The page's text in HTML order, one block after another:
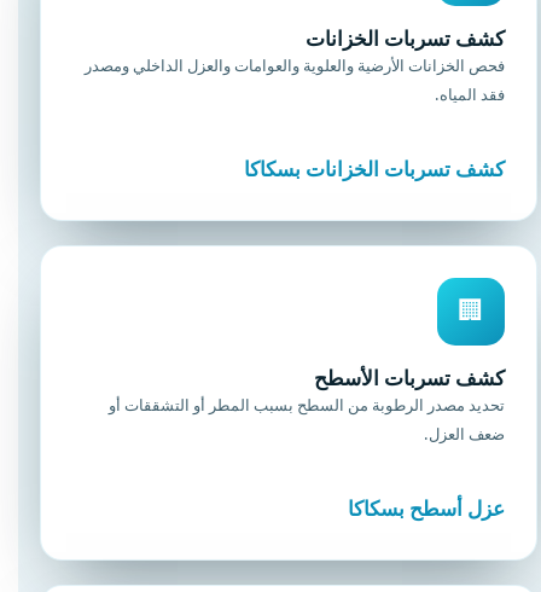
كشف تسربات الخزانات
فحص الخزانات الأرضية والعلوية والعوامات والعزل الداخلي ومصدر
فقد المياه.
كشف تسربات الخزانات بسكاكا
🏢
كشف تسربات الأسطح
تحديد مصدر الرطوبة من السطح بسبب المطر أو التشققات أو
ضعف العزل.
عزل أسطح بسكاكا